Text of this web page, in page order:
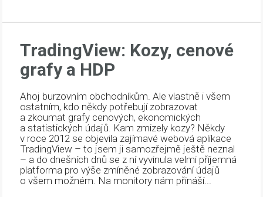
TradingView: Kozy, cenové
grafy a HDP
Ahoj burzovním obchodníkům. Ale vlastně i všem
ostatním, kdo někdy potřebují zobrazovat
a zkoumat grafy cenových, ekonomických
a statistických údajů. Kam zmizely kozy? Někdy
v roce 2012 se objevila zajímavé webová aplikace
TradingView – to jsem ji samozřejmě ještě neznal
– a do dnešních dnů se z ní vyvinula velmi příjemná
platforma pro výše zmíněné zobrazování údajů
o všem možném. Na monitory nám přináší...